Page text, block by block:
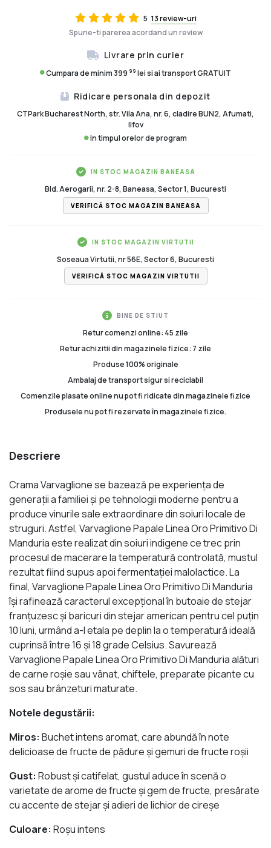
5 13 review-uri
Spune-ti parerea acordand un review
Livrare prin curier
Cumpara de minim 399 99 lei si ai transport GRATUIT
Ridicare personala din depozit
CTPark Bucharest North, str. Vila Ana, nr. 6, cladire BUN2, Afumati,
Ilfov
In timpul orelor de program
IN STOC MAGAZIN BANEASA
Bld. Aerogarii, nr. 2-8, Baneasa, Sector 1, Bucuresti
VERIFICĂ STOC MAGAZIN BANEASA
IN STOC MAGAZIN VIRTUTII
Soseaua Virtutii, nr 56E, Sector 6, Bucuresti
VERIFICĂ STOC MAGAZIN VIRTUTII
BINE DE STIUT
Retur comenzi online: 45 zile
Retur achizitii din magazinele fizice: 7 zile
Produse 100% originale
Ambalaj de transport sigur si reciclabil
Comenzile plasate online nu pot fi ridicate din magazinele fizice
Produsele nu pot fi rezervate în magazinele fizice.
Descriere
Crama Varvaglione se bazează pe experiența de
generaţii a familiei și pe tehnologii moderne pentru a
produce vinurile sale extraordinare din soiuri locale de
struguri. Astfel, Varvaglione Papale Linea Oro Primitivo Di
Manduria este realizat din soiuri indigene ce trec prin
procesul de macerare la temperatură controlată, mustul
rezultat fiind supus apoi fermentației malolactice. La
final, Varvaglione Papale Linea Oro Primitivo Di Manduria
îşi rafinează caracterul excepţional în butoaie de stejar
franțuzesc și baricuri din stejar american pentru cel puțin
10 luni, urmând a-l etala pe deplin la o temperatură ideală
cuprinsă între 16 și 18 grade Celsius. Savurează
Varvaglione Papale Linea Oro Primitivo Di Manduria alături
de carne roșie sau vânat, chiftele, preparate picante cu
sos sau brânzeturi maturate.
Notele degustării:
Miros: Buchet intens aromat, care abundă în note
delicioase de fructe de pădure și gemuri de fructe roşii
Gust: Robust și catifelat, gustul aduce în scenă o
varietate de arome de fructe și gem de fructe, presărate
cu accente de stejar și adieri de lichior de cireșe
Culoare: Roșu intens